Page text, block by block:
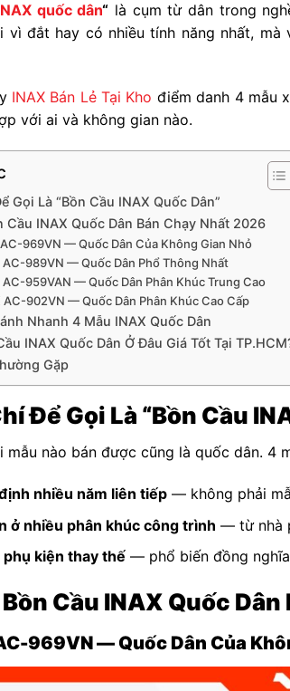
quốc dân“ là cụm từ dân trong
vì đắt hay có nhiều tính năng nhất,
INAX Bán Lẻ Tại Kho điểm danh 4 mẫu
với ai và không gian nào.
Gọi Là “Bồn Cầu INAX Quốc Dân”
Cầu INAX Quốc Dân Bán Chạy Nhất 2026
AC-969VN — Quốc Dân Của Không Gian Nhỏ
AC-989VN — Quốc Dân Phổ Thông Nhất
AC-959VAN — Quốc Dân Phân Khúc Trung Cao
AC-902VN — Quốc Dân Phân Khúc Cao Cấp
Nhanh 4 Mẫu INAX Quốc Dân
INAX Quốc Dân Ở Đâu Giá Tốt Tại
Gặp
Để Gọi Là “Bồn Cầu
mẫu nào bán được cũng là quốc dân. 4
nhiều năm liên tiếp— không phải
ở nhiều phân khúc công trình — từ nhà
phụ kiện thay thế— phổ biến đồng nghĩa
Cầu INAX Quốc
969VN — Quốc Dân Của